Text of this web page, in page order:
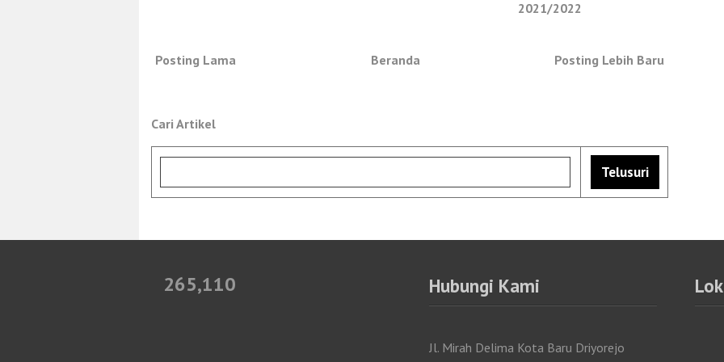
2021/2022
Posting Lebih Baru
Posting Lama Beranda
Cari Artikel
265,110 Hubungi Kami
Jl. Mirah Delima Kota Baru Driyorejo